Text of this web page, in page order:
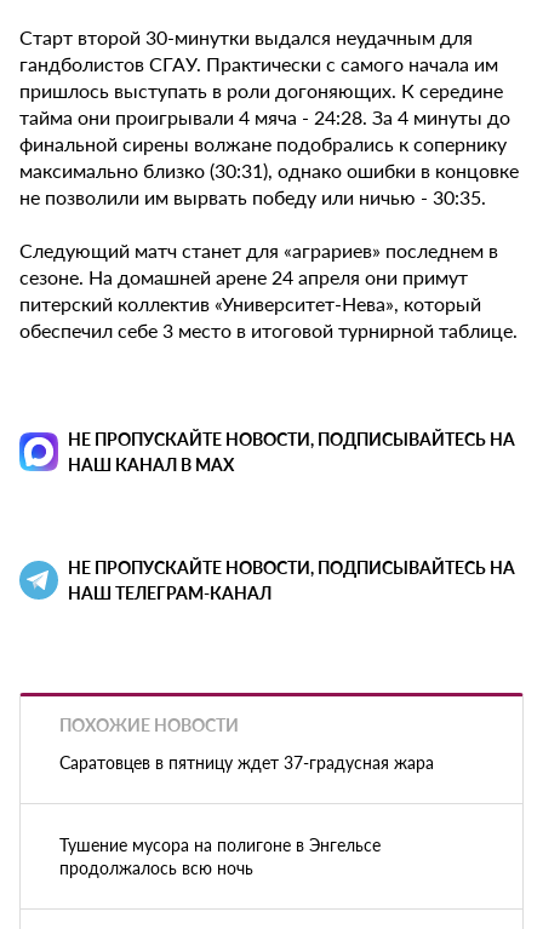
Старт второй 30-минутки выдался неудачным для
гандболистов СГАУ. Практически с самого начала им
пришлось выступать в роли догоняющих. К середине
тайма они проигрывали 4 мяча - 24:28. За 4 минуты до
финальной сирены волжане подобрались к сопернику
максимально близко (30:31), однако ошибки в концовке
не позволили им вырвать победу или ничью - 30:35.
Следующий матч станет для «аграриев» последнем в
сезоне. На домашней арене 24 апреля они примут
питерский коллектив «Университет-Нева», который
обеспечил себе 3 место в итоговой турнирной таблице.
НЕ ПРОПУСКАЙТЕ НОВОСТИ, ПОДПИСЫВАЙТЕСЬ НА
НАШ КАНАЛ В MAX
НЕ ПРОПУСКАЙТЕ НОВОСТИ, ПОДПИСЫВАЙТЕСЬ НА
НАШ ТЕЛЕГРАМ-КАНАЛ
ПОХОЖИЕ НОВОСТИ
Саратовцев в пятницу ждет 37-градусная жара
Тушение мусора на полигоне в Энгельсе
продолжалось всю ночь